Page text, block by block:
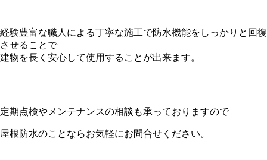
経験豊富な職人による丁寧な施工で防水機能をしっかりと回復
させることで
建物を長く安心して使用することが出来ます。
定期点検やメンテナンスの相談も承っておりますので
屋根防水のことならお気軽にお問合せください。